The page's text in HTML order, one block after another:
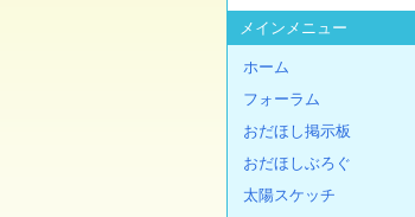
メインメニュー
ホーム
フォーラム
おだほし掲示板
おだほしぶろぐ
太陽スケッチ